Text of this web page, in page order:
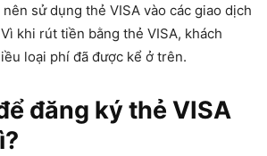
sử dụng thẻ VISA vào các giao dịch
khi rút tiền bằng thẻ VISA, khách
loại phí đã được kể ở trên.
đăng ký thẻ VISA